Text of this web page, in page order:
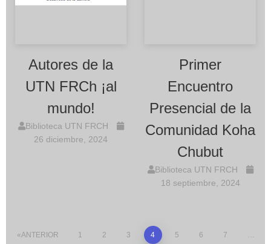
Autores de la
UTN FRCh ¡al
mundo!
Biblioteca UTN FRCH
26 diciembre, 2024
Primer
Encuentro
Presencial de la
Comunidad Koha
Chubut
Biblioteca UTN FRCH
18 septiembre, 2024
ANTERIOR 1 2 3 4 5 6 7 …